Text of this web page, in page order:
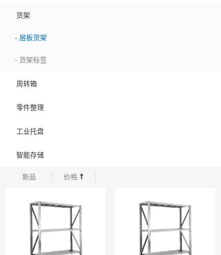
货架
- 层板货架
- 货架标签
周转箱
零件整理
工业托盘
智能存储
新品 价格